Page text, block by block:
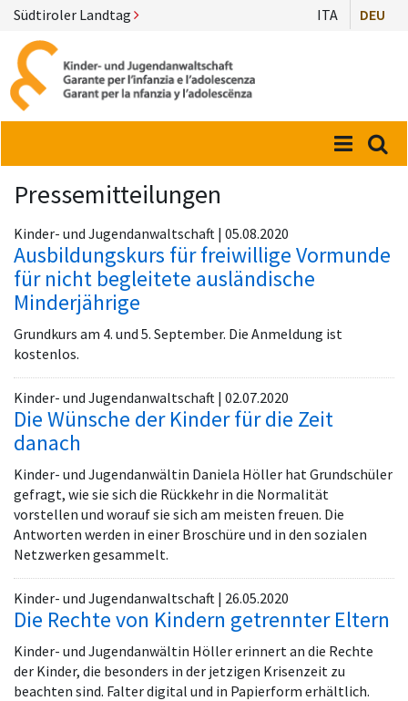
Südtiroler Landtag ITA DEU
Menü
Pressemitteilungen
Kinder- und Jugendanwaltschaft | 05.08.2020
Ausbildungskurs für freiwillige Vormunde
für nicht begleitete ausländische
Minderjährige
Grundkurs am 4. und 5. September. Die Anmeldung ist
kostenlos.
Kinder- und Jugendanwaltschaft | 02.07.2020
Die Wünsche der Kinder für die Zeit
danach
Kinder- und Jugendanwältin Daniela Höller hat Grundschüler
gefragt, wie sie sich die Rückkehr in die Normalität
vorstellen und worauf sie sich am meisten freuen. Die
Antworten werden in einer Broschüre und in den sozialen
Netzwerken gesammelt.
Kinder- und Jugendanwaltschaft | 26.05.2020
Die Rechte von Kindern getrennter Eltern
Kinder- und Jugendanwältin Höller erinnert an die Rechte
der Kinder, die besonders in der jetzigen Krisenzeit zu
beachten sind. Falter digital und in Papierform erhältlich.